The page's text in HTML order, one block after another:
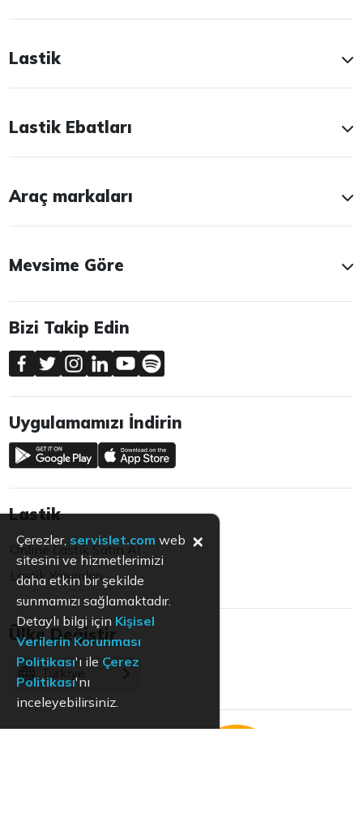
Lastik
Lastik Ebatları
Araç markaları
Mevsime Göre
Bizi Takip Edin
Uygulamamızı İndirin
Lastik
Online Lastik Satın Al
Lastik Yorumları
Ülke Değiştir
Çerezler, servislet.com web
sitesini ve hizmetlerimizi
daha etkin bir şekilde
sunmamızı sağlamaktadır.
Detaylı bilgi için Kişisel
Verilerin Korunması
Politikası'ı ile Çerez
Politikası'nı
inceleyebilirsiniz.
×